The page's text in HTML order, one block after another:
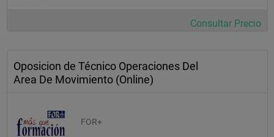
Consultar Precio
Oposicion de Técnico Operaciones Del
Area De Movimiento (Online)
FOR+